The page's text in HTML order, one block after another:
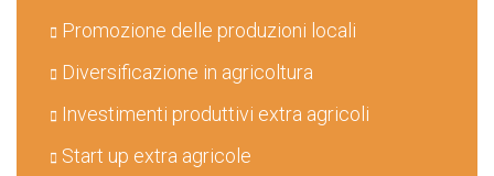
Promozione delle produzioni locali
Diversificazione in agricoltura
Investimenti produttivi extra agricoli
Start up extra agricole